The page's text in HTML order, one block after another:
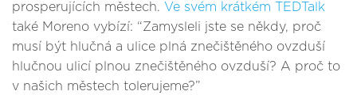
prosperujících městech. Ve svém krátkém TEDTalk
také Moreno vybízí: “Zamysleli jste se někdy, proč
musí být hlučná a ulice plná znečištěného ovzduší
hlučnou ulicí plnou znečištěného ovzduší? A proč to
v našich městech tolerujeme?”